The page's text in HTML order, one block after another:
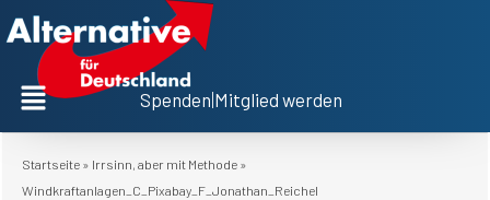
Spenden Mitglied werden
Startseite » Irrsinn, aber mit Methode »
Windkraftanlagen_C_Pixabay_F_Jonathan_Reichel